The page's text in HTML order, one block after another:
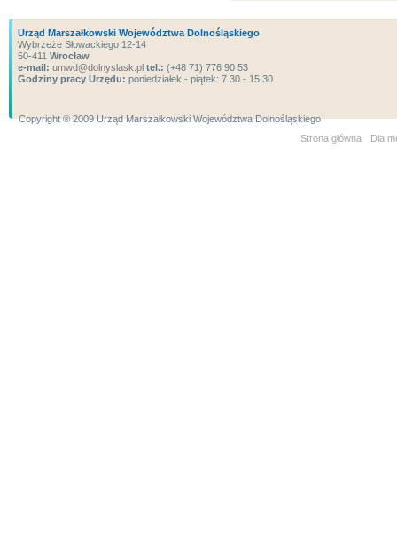
Urząd Marszałkowski Województwa Dolnośląskiego
Wybrzeże Słowackiego 12-14
50-411 Wrocław
e-mail: umwd@dolnyslask.pl tel.: (+48 71) 776 90 53
Godziny pracy Urzędu: poniedziałek - piątek: 7.30 - 15.30
Copyright ® 2009 Urząd Marszałkowski Województwa Dolnośląskiego
Strona główna
Dla